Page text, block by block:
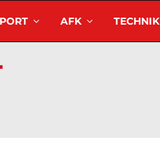
AFK TECHNIK